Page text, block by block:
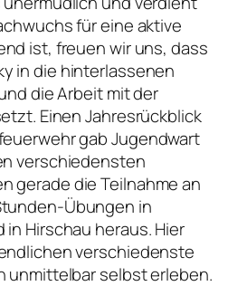
für eine aktive
ist, freuen wir uns, dass
in die hinterlassenen
die Arbeit mit der
Einen Jahresrückblick
gab Jugendwart
verschiedensten
gerade die Teilnahme an
Übungen in
Hirschau heraus. Hier
verschiedenste
unmittelbar selbst erleben.